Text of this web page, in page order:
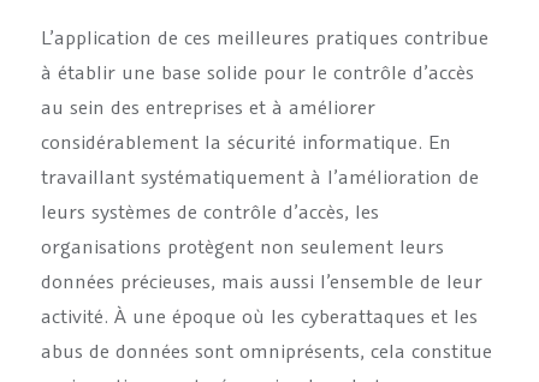
L’application de ces meilleures pratiques contribue
à établir une base solide pour le contrôle d’accès
au sein des entreprises et à améliorer
considérablement la sécurité informatique. En
travaillant systématiquement à l’amélioration de
leurs systèmes de contrôle d’accès, les
organisations protègent non seulement leurs
données précieuses, mais aussi l’ensemble de leur
activité. À une époque où les cyberattaques et les
abus de données sont omniprésents, cela constitue